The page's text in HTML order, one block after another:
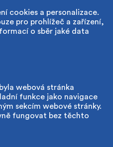
cookies a personalizace.
pro prohlížeč a zařízení,
o sběr jaké data
webová stránka
funkce jako navigace
sekcím webové stránky.
fungovat bez těchto